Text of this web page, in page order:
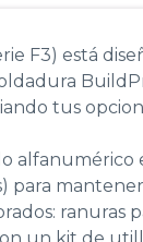
F3) está
tus
alfanumérico
para
ranuras